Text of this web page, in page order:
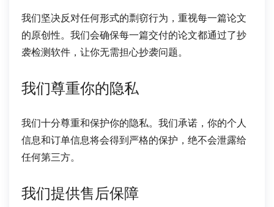
我们坚决反对任何形式的剽窃行为，重视每一篇论文
的原创性。我们会确保每一篇交付的论文都通过了抄
袭检测软件，让你无需担心抄袭问题。
我们尊重你的隐私
我们十分尊重和保护你的隐私。我们承诺，你的个人
信息和订单信息将会得到严格的保护，绝不会泄露给
任何第三方。
我们提供售后保障